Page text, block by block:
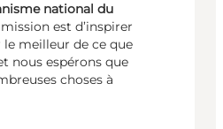
national du
est d’inspirer
meilleur de ce que
nous espérons que
choses à